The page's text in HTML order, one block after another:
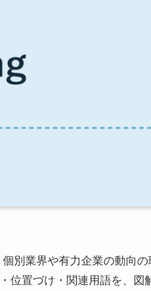
別業界や有力企業の動向
位置づけ・関連用語を、図